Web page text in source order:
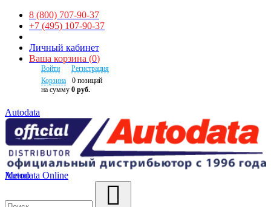
8 (800) 707-90-37
+7 (495) 107-90-37
Личный кабинет
Ваша корзина (0)
Войти
Регистрация
Корзина
0 позиций
на сумму 0 руб.
Autodata
Autodata Online
Меню